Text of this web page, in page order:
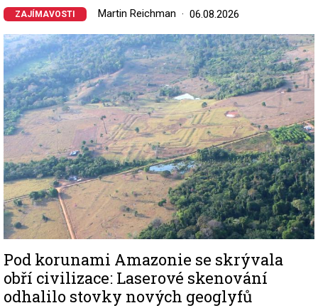
ZAJÍMAVOSTI Martin Reichman 06.08.2026
Image
Pod korunami Amazonie se skrývala
obří civilizace: Laserové skenování
odhalilo stovky nových geoglyfů